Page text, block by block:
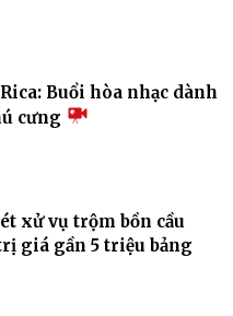
Buổi hòa nhạc dành
cưng
xử vụ trộm bồn cầu
giá gần 5 triệu bảng